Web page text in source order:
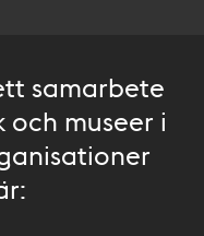
samarbete
museer i